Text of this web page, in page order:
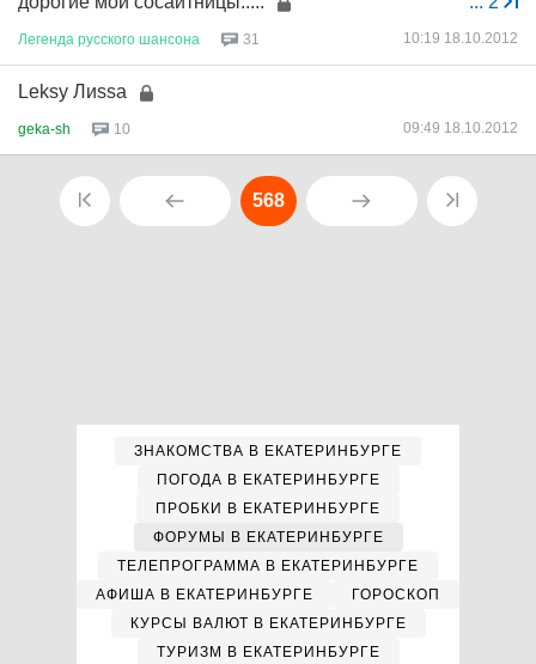
Легенда русского шансона 31 10:19 18.10.2012
Leksy Лиssa
geka-sh 10 09:49 18.10.2012
568
ЗНАКОМСТВА В ЕКАТЕРИНБУРГЕ
ПОГОДА В ЕКАТЕРИНБУРГЕ
ПРОБКИ В ЕКАТЕРИНБУРГЕ
ФОРУМЫ В ЕКАТЕРИНБУРГЕ
ТЕЛЕПРОГРАММА В ЕКАТЕРИНБУРГЕ
АФИША В ЕКАТЕРИНБУРГЕ
ГОРОСКОП
КУРСЫ ВАЛЮТ В ЕКАТЕРИНБУРГЕ
ТУРИЗМ В ЕКАТЕРИНБУРГЕ